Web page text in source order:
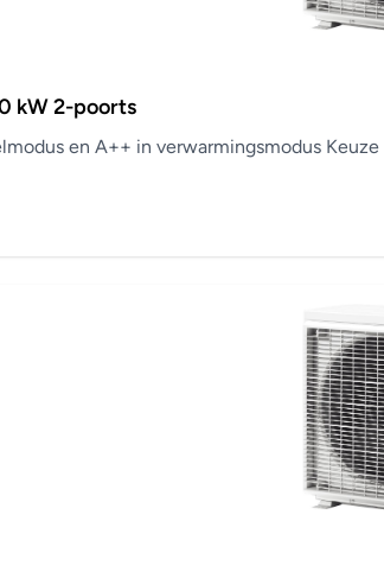
kW 2-poorts
en A++ in verwarmingsmodus Keuze